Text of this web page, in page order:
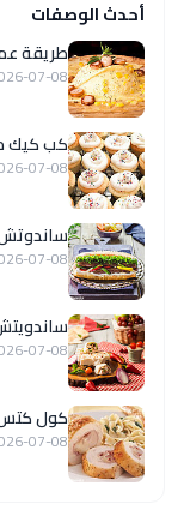
أحدث الوصفات
طريقة
07-08
كب كيك
07-08
07-08
07-08
كول كتس
07-08